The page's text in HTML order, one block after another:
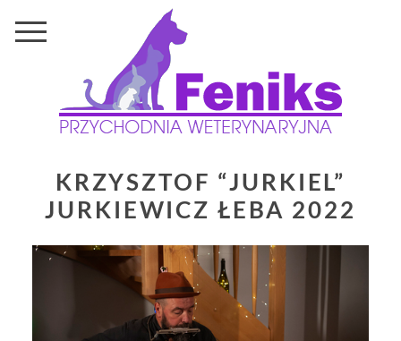
KRZYSZTOF “JURKIEL”
JURKIEWICZ ŁEBA 2022